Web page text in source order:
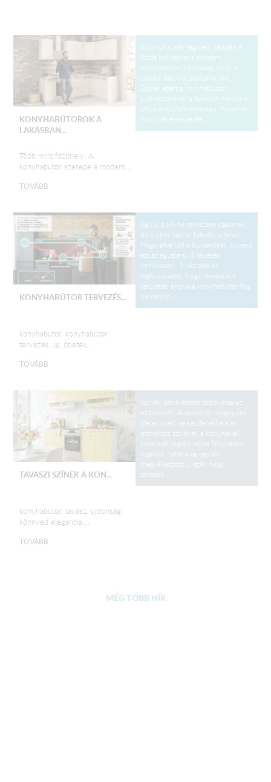
KONYHABÚTOROK A
LAKÁSBAN...
Több mint főzőhely: A
konyhabútor szerepe a modern...
TOVÁBB
A konyha már rég nem csupán a
főzés helyszíne; a modern
otthonokban közösségi térré, a
családi élet központjává vált.
Éppen ezért a konyhabútor
kiválasztásánál a funkció mellett a
stílus is kulcsfontosságú. Amerikai
konyhás elrendezés...
KONYHABÚTOR TERVEZÉS...
konyhabútor, konyhabútor
tervezés, új, ötletek,
TOVÁBB
Egy új konyha tervezése izgalmas,
de olykor ijesztő feladat is lehet.
Hogy elkerüld a buktatókat, kövesd
ezt az egyszerű, 5 lépéses
útmutatót! 1. Az első és
legfontosabb, hogy lemérjük a
területet, ahova a konyhabútor fog
be kerülni....
TAVASZI SZÍNEK A KON...
konyhabútor, tavasz, újdonság,
könnyed elegancia,...
TOVÁBB
Színek, amik élettel töltik meg az
otthonod! A tavasz az megújulás
ideje, miért ne kezdenéd ezt az
otthonod szívével, a konyhával?
Nem kell rögtön teljes felújításba
fognod; néha elég egy jól
megválasztott új szín, hogy
teljesen...
MÉG TÖBB HÍR